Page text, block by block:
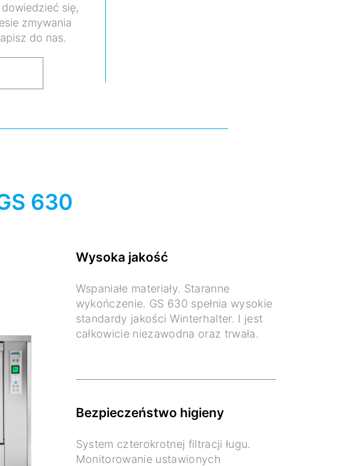
się,
zmywania
do nas.
630
Wysoka jakość
Wspaniałe materiały. Staranne
wykończenie. GS 630 spełnia wysokie
standardy jakości Winterhalter. I jest
całkowicie niezawodna oraz trwała.
Bezpieczeństwo higieny
System czterokrotnej filtracji ługu.
Monitorowanie ustawionych